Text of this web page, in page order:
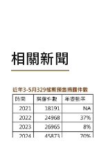
相關新聞